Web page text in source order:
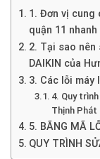
1. Đơn vị cung
quận 11
2. Tại sao nên
DAIKIN của
3. Các lỗi máy
4. Quy
Thịnh Phát
5. BÃNG MÃ
QUY TRÌNH